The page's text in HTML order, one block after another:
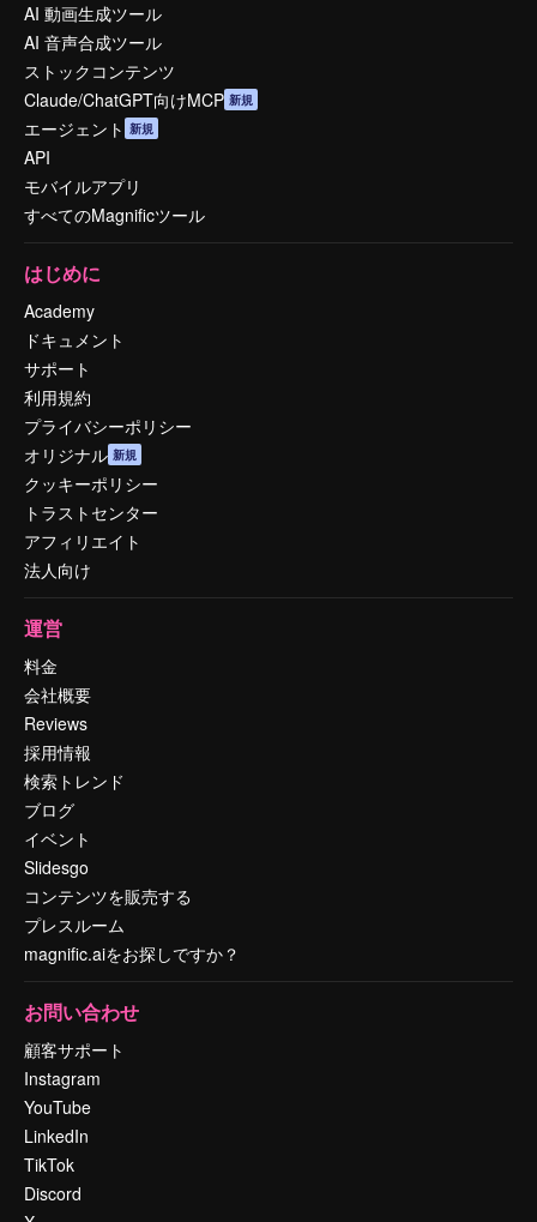
AI 動画生成ツール
AI 音声合成ツール
ストックコンテンツ
Claude/ChatGPT向けMCP 新規
エージェント 新規
API
モバイルアプリ
すべてのMagnificツール
はじめに
Academy
ドキュメント
サポート
利用規約
プライバシーポリシー
オリジナル 新規
クッキーポリシー
トラストセンター
アフィリエイト
法人向け
運営
料金
会社概要
Reviews
採用情報
検索トレンド
ブログ
イベント
Slidesgo
コンテンツを販売する
プレスルーム
magnific.aiをお探しですか？
お問い合わせ
顧客サポート
Instagram
YouTube
LinkedIn
TikTok
Discord